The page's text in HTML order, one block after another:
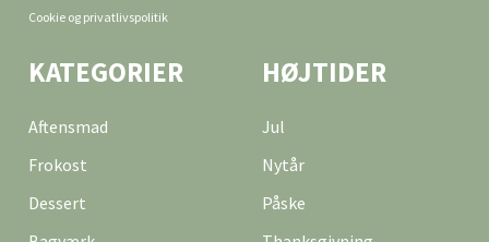
Cookie og privatlivspolitik
KATEGORIER
Aftensmad
Frokost
Dessert
HØJTIDER
Jul
Nytår
Påske